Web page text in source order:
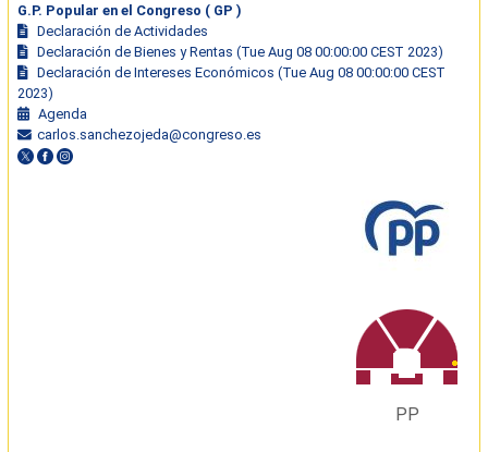
G.P. Popular en el Congreso ( GP )
Declaración de Actividades
Declaración de Bienes y Rentas (Tue Aug 08 00:00:00 CEST 2023)
Declaración de Intereses Económicos (Tue Aug 08 00:00:00 CEST
2023)
Agenda
carlos.sanchezojeda@congreso.es
PP